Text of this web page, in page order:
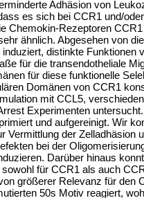
Adhäsion von
es sich bei CCR1 und/
Chemokin-Rezeptoren
ähnlich. Abgesehen von
distinkte
für die transendotheliale
für diese funktionelle
Domänen von CCR1
mit CCL5,
Experimenten
und aufgereinigt. Wir
Vermittlung der Zelladhäsion
bei der
Darüber hinaus
für CCR1 als auch
größerer Relevanz für
50s Motiv reagiert,